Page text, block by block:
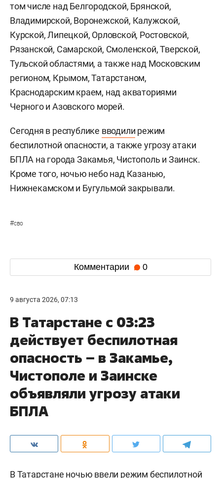
том числе над Белгородской, Брянской,
Владимирской, Воронежской, Калужской,
Курской, Липецкой, Орловской, Ростовской,
Рязанской, Самарской, Смоленской, Тверской,
Тульской областями, а также над Московским
регионом, Крымом, Татарстаном,
Краснодарским краем, над акваториями
Черного и Азовского морей.
Сегодня в республике вводили режим
беспилотной опасности, а также угрозу атаки
БПЛА на города Закамья, Чистополь и Заинск.
Кроме того, ночью небо над Казанью,
Нижнекамском и Бугульмой закрывали.
#сво
Комментарии 0
9 августа 2026, 07:13
В Татарстане с 03:23
действует беспилотная
опасность – в Закамье,
Чистополе и Заинске
объявляли угрозу атаки
БПЛА
В Татарстане ночью ввели режим беспилотной